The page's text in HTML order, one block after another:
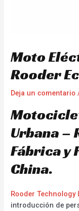
Moto
Rooder
Deja un comentario
Urbana –
Fábrica y
China.
Rooder Technology
introducción de